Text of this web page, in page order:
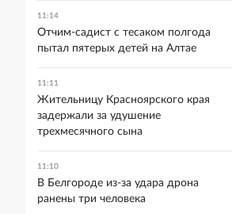
11:14
Отчим-садист с тесаком полгода
пытал пятерых детей на Алтае
11:11
Жительницу Красноярского края
задержали за удушение
трехмесячного сына
11:10
В Белгороде из-за удара дрона
ранены три человека